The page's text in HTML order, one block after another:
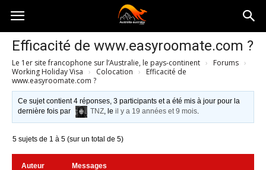
Australia-
australie.com
Efficacité de www.easyroomate.com ?
Le 1er site francophone sur l’Australie, le pays-continent › Forums ›
Working Holiday Visa › Colocation ›
Efficacité de
www.easyroomate.com ?
Ce sujet contient 4 réponses, 3 participants et a été mis à jour pour la
dernière fois par
TNZ, leil y a 19 années et 9 mois.
5 sujets de 1 à 5 (sur un total de 5)
Auteur Messages